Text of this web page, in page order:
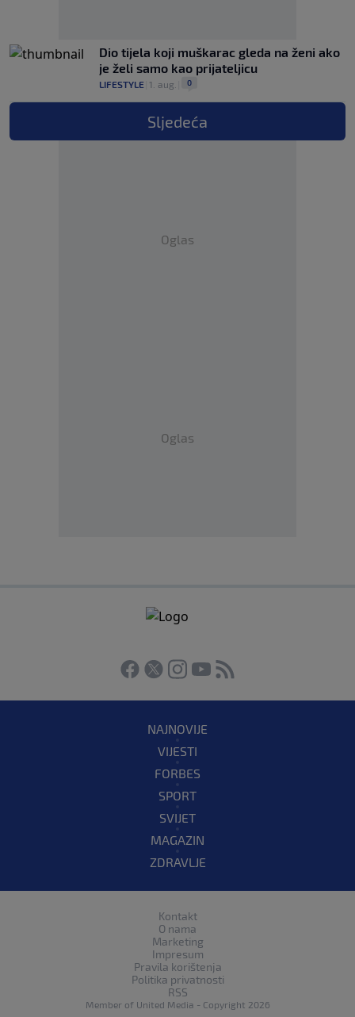
Dio tijela koji muškarac gleda na ženi ako
je želi samo kao prijateljicu
LIFESTYLE 1. aug. 0
Sljedeća
Oglas
Oglas
NAJNOVIJE
VIJESTI
FORBES
SPORT
SVIJET
MAGAZIN
ZDRAVLJE
Kontakt
O nama
Marketing
Impresum
Pravila korištenja
Politika privatnosti
RSS
Member of United Media - Copyright 2026